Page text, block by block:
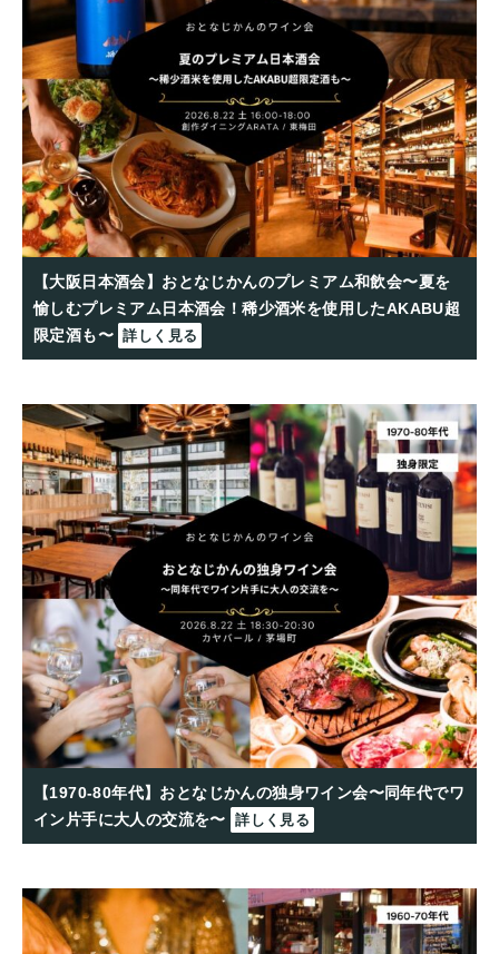
【大阪日本酒会】おとなじかんのプレミアム和飲会〜夏を
愉しむプレミアム日本酒会！稀少酒米を使用したAKABU超
限定酒も〜 詳しく見る
【1970-80年代】おとなじかんの独身ワイン会〜同年代でワ
イン片手に大人の交流を〜
詳しく見る